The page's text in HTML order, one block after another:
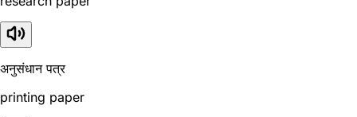
अनुसंधान पत्र
printing paper